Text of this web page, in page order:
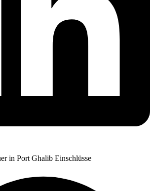
in Port Ghalib Einschlüsse